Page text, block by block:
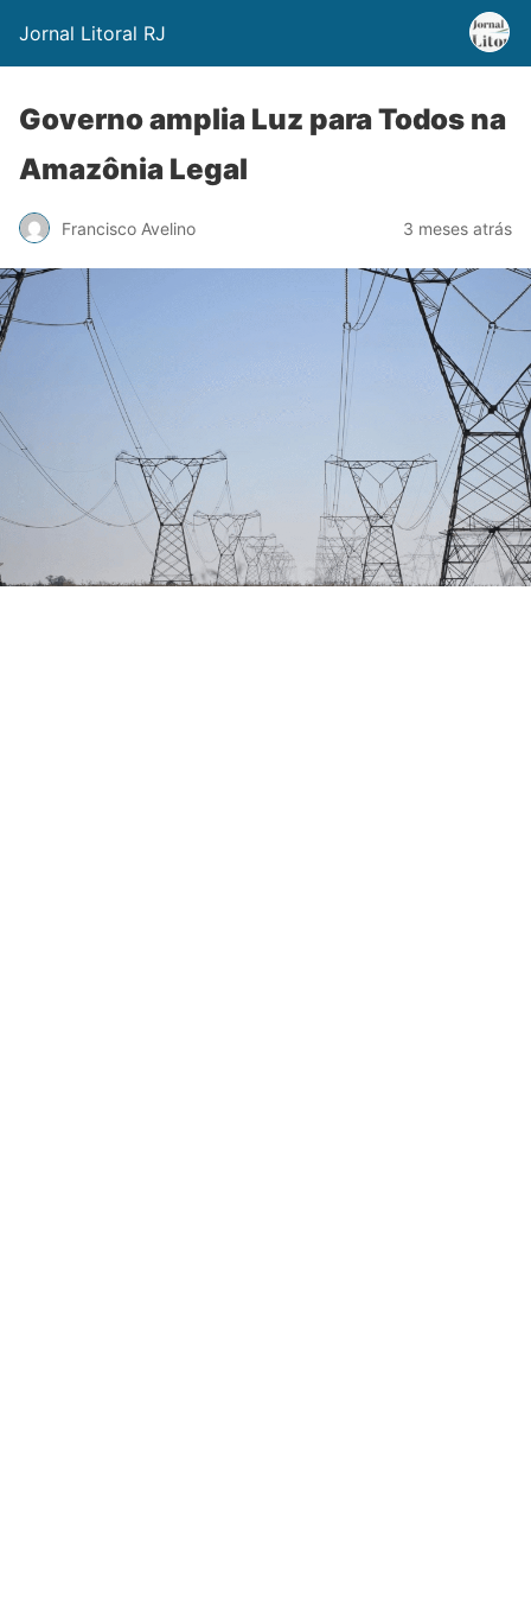
Jornal Litoral RJ
Governo amplia Luz para Todos na
Amazônia Legal
Francisco Avelino 3 meses atrás